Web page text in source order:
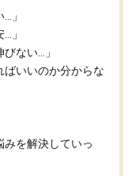
」
」
ない…」
ばいいのか分からな
を解決していっ